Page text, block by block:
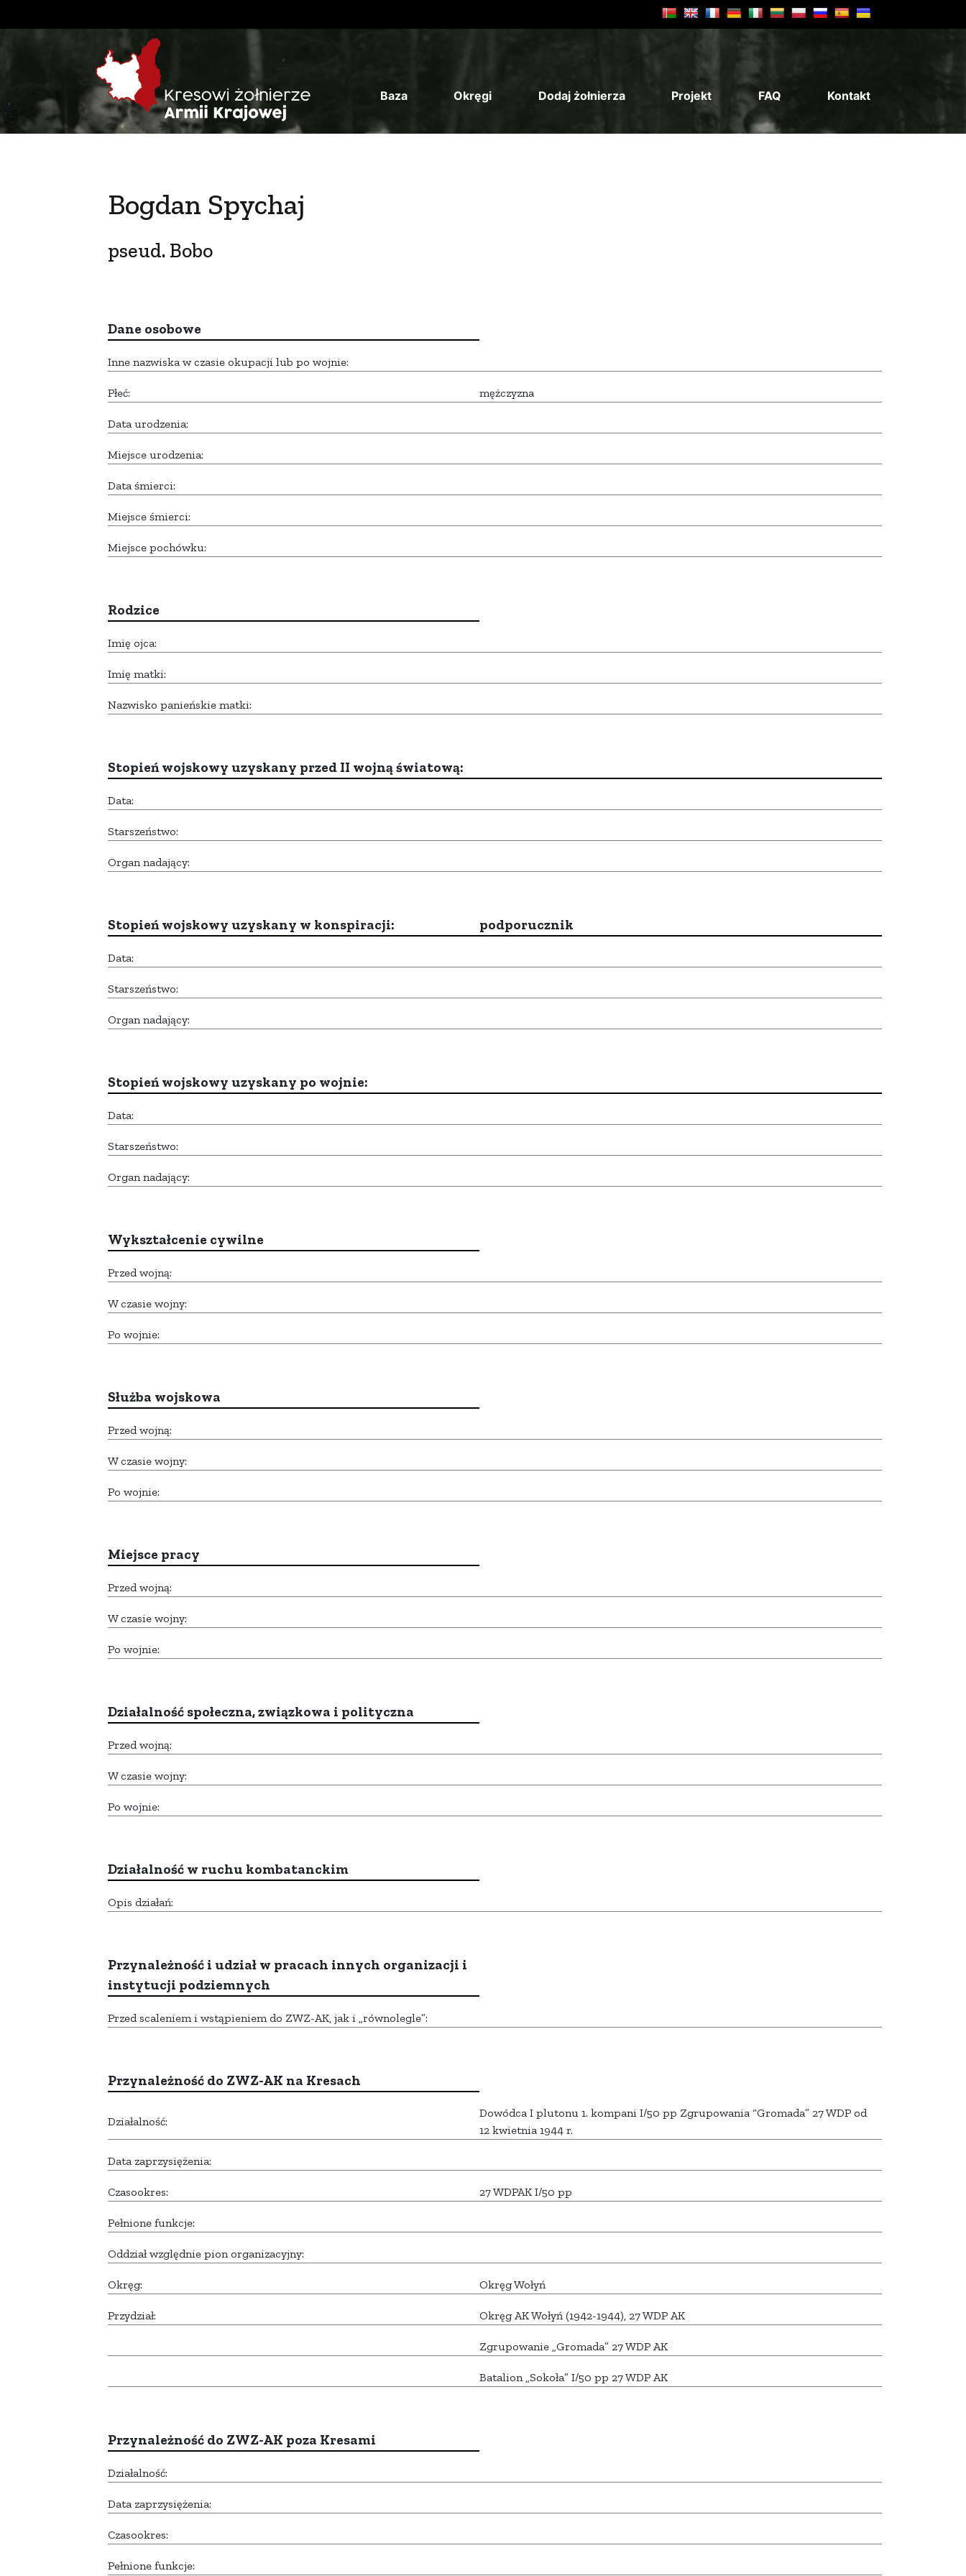
Baza Okręgi Dodaj żołnierza Projekt FAQ Kontakt
Bogdan Spychaj
pseud. Bobo
Dane osobowe
Inne nazwiska w czasie okupacji lub po wojnie:
Płeć: mężczyzna
Data urodzenia:
Miejsce urodzenia:
Data śmierci:
Miejsce śmierci:
Miejsce pochówku:
Rodzice
Imię ojca:
Imię matki:
Nazwisko panieńskie matki:
Stopień wojskowy uzyskany przed II wojną światową:
Data:
Starszeństwo:
Organ nadający:
Stopień wojskowy uzyskany w konspiracji: podporucznik
Data:
Starszeństwo:
Organ nadający:
Stopień wojskowy uzyskany po wojnie:
Data:
Starszeństwo:
Organ nadający:
Wykształcenie cywilne
Przed wojną:
W czasie wojny:
Po wojnie:
Służba wojskowa
Przed wojną:
W czasie wojny:
Po wojnie:
Miejsce pracy
Przed wojną:
W czasie wojny:
Po wojnie:
Działalność społeczna, związkowa i polityczna
Przed wojną:
W czasie wojny:
Po wojnie:
Działalność w ruchu kombatanckim
Opis działań:
Przynależność i udział w pracach innych organizacji i
instytucji podziemnych
Przed scaleniem i wstąpieniem do ZWZ-AK, jak i „równolegle”:
Przynależność do ZWZ-AK na Kresach
Działalność:
Dowódca I plutonu 1. kompani I/50 pp Zgrupowania “Gromada” 27 WDP od
12 kwietnia 1944 r.
Data zaprzysiężenia:
Czasookres: 27 WDPAK I/50 pp
Pełnione funkcje:
Oddział względnie pion organizacyjny:
Okręg: Okręg Wołyń
Przydział: Okręg AK Wołyń (1942-1944), 27 WDP AK
Zgrupowanie „Gromada” 27 WDP AK
Batalion „Sokoła” I/50 pp 27 WDP AK
Przynależność do ZWZ-AK poza Kresami
Działalność:
Data zaprzysiężenia:
Czasookres:
Pełnione funkcje: